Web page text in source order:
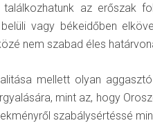
az erőszak
vagy békeidőben
nem szabad éles
mellett olyan
mint az, hogy
szabálysértéssé